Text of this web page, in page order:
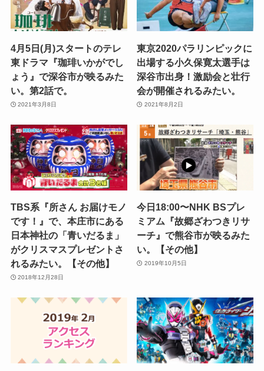
4月5日(月)スタートのテレ
東ドラマ『珈琲いかがでし
ょう』で深谷市が映るみた
い。第2話で。
2021年3月8日
東京2020パラリンピックに
出場する小久保寛太選手は
深谷市出身！激励会と壮行
会が開催されるみたい。
2021年8月2日
TBS系『所さん お届けモノ
です！』で、本庄市にある
日本神社の「青いだるま」
がクリスマスプレゼントさ
れるみたい。【その他】
2018年12月28日
今日18:00〜NHK BSプレ
ミアム『故郷ざわつきリサ
ーチ』で熊谷市が映るみた
い。【その他】
2019年10月5日